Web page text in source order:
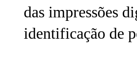
das impressões
identificação de